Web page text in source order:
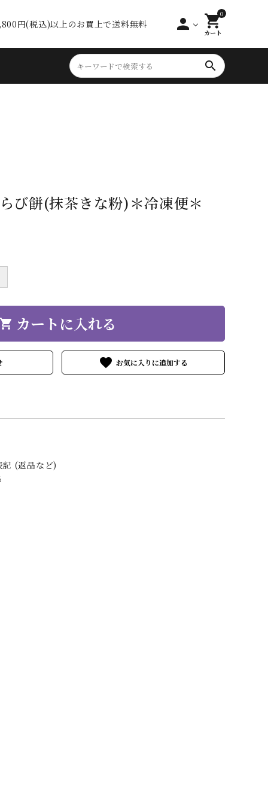
円(税込)以上のお買上で送料無料 person
0
shopping_cart
カート
search
び餅(抹茶きな粉)＊冷凍便＊
shopping_cart カートに入れる
favorite
記 (返品など)